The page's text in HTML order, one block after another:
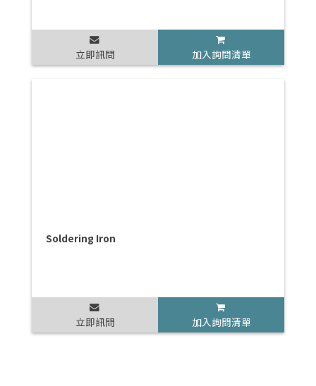
立即訊問 加入詢問清單
Soldering Iron
立即訊問 加入詢問清單